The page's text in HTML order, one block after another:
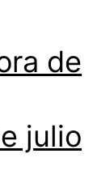
de
julio